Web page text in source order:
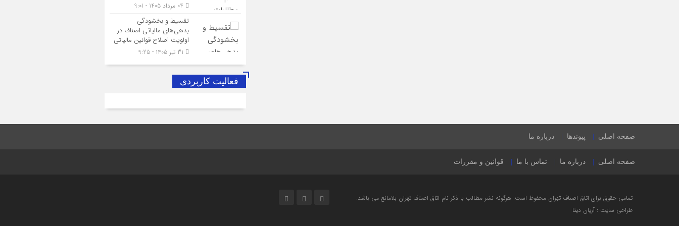
تقسیط و بخشودگی
بدهی‌های مالیاتی اصناف در
اولویت اصلاح قوانین مالیاتی
فعالیت کاربردی
صفحه اصلی پیوندها درباره ما
صفحه اصلی درباره ما تماس با ما قوانین و مقررات
تمامی حقوق برای اتاق اصناف تهران محفوظ است. هرگونه نشر مطالب با ذكر نام اتاق اصناف تهران بلامانع مي باشد.
طراحی سایت : آریان دیتا